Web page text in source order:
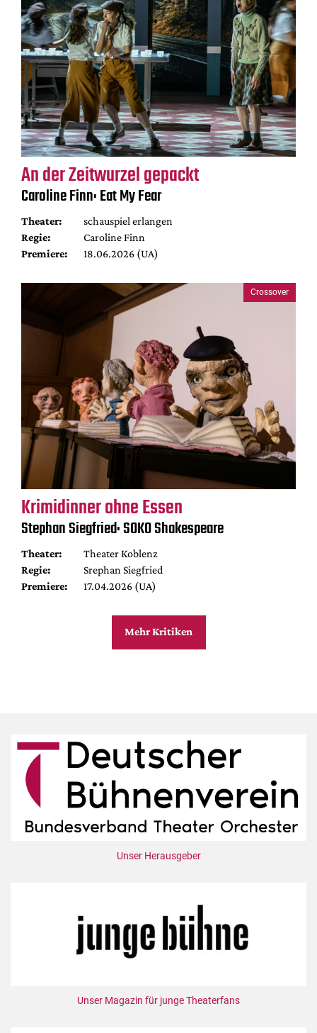
An der Zeitwurzel gepackt
Caroline Finn: Eat My Fear
Theater:
schauspiel erlangen
Regie:
Caroline Finn
Premiere:
18.06.2026 (UA)
Crossover
Krimidinner ohne Essen
Stephan Siegfried: SOKO Shakespeare
Theater:
Theater Koblenz
Regie:
Srephan Siegfried
Premiere:
17.04.2026 (UA)
Mehr Kritiken
Unser Herausgeber
Unser Magazin für junge Theaterfans